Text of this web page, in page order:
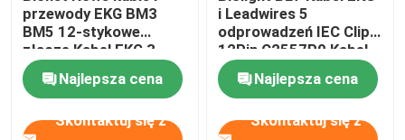
przewody EKG BM3
BM5 12-stykowe
złącze Kabel EKG 3-
odprowadzeniowy klips
IEC Grabber
Najlepsza cena
Skontaktuj się z
i Leadwires 5
odprowadzeń IEC Clip
12Pin C2557P0 Kabel
EKG
Najlepsza cena
Skontaktuj się z